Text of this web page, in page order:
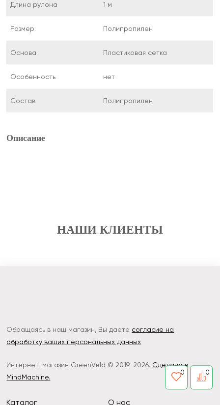
0 0
Описание
Длина рулона 1 м
Размер: Полипропилен
Основа Пластиковая сетка
Особенность нет
Состав Полипропилен
НАШИ КЛИЕНТЫ
Обращаясь в наш магазин, Вы даете согласие на
обработку ваших персональных данных
Интернет-магазин GreenVeld © 2019-2026. Сделано в
MindMachine.
Каталог О нас